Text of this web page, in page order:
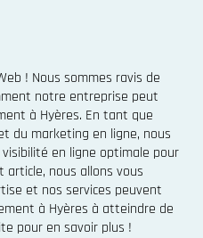
! Nous sommes ravis de
notre entreprise peut
à Hyères. En tant que
du marketing en ligne, nous
en ligne optimale pour
article, nous allons vous
et nos services peuvent
à Hyères à atteindre de
pour en savoir plus !